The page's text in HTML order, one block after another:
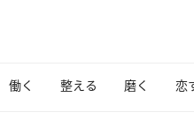
働く 整える 磨く 恋